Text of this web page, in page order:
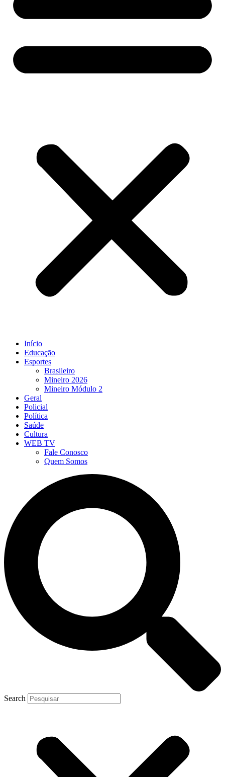
Início
Educação
Esportes
Brasileiro
Mineiro 2026
Mineiro Módulo 2
Geral
Policial
Política
Saúde
Cultura
WEB TV
Fale Conosco
Quem Somos
Search